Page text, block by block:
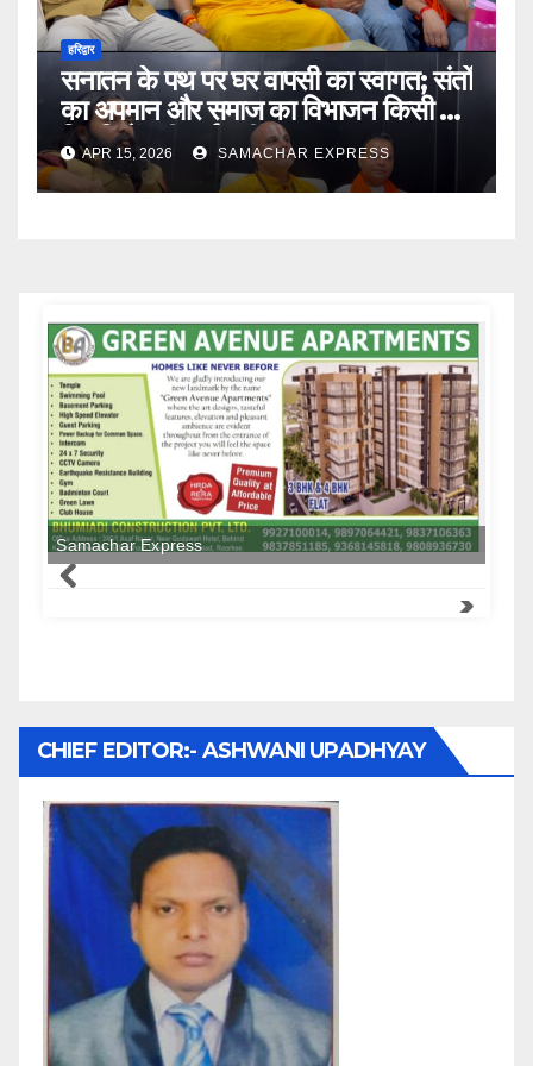
हरिद्वार
सनातन के पथ पर घर वापसी का स्वागत; संतों
का अपमान और समाज का विभाजन किसी भी
स्थिति में स्वीकार्य नहीं
APR 15, 2026 SAMACHAR EXPRESS
Samachar Express
CHIEF EDITOR:- ASHWANI UPADHYAY